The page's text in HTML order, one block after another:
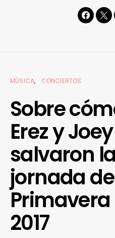
MÚSICA CONCIERTOS
Sobre
Erez y
salvaron
jornada
2017